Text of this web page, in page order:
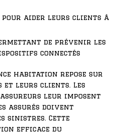
pour aider leurs clients à
de prévenir les
connectés
habitation repose sur
et leurs clients. Les
leur imposent
assurés doivent
sinistres. Cette
efficace du